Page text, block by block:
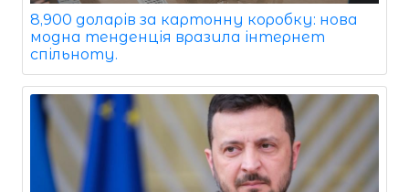
8,900 доларів за картонну коробку: нова
модна тенденція вразила інтернет
спільноту.